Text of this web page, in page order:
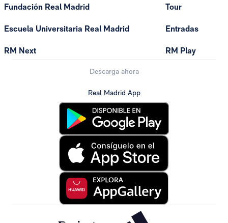
Fundación Real Madrid
Escuela Universitaria Real Madrid
RM Next
Tour
Entradas
RM Play
Descarga ahora
Real Madrid App